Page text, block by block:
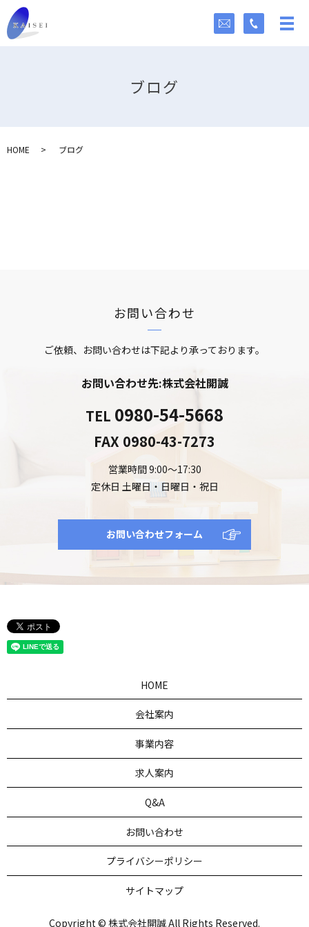
ブログ
HOME ブログ
お問い合わせ
ご依頼、お問い合わせは下記より承っております。
お問い合わせ先:株式会社開誠
TEL 0980-54-5668
FAX 0980-43-7273
営業時間 9:00～17:30
定休日 土曜日・日曜日・祝日
お問い合わせフォーム
HOME
会社案内
事業内容
求人案内
Q&A
お問い合わせ
プライバシーポリシー
サイトマップ
Copyright © 株式会社開誠 All Rights Reserved.